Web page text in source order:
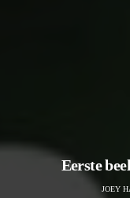
Eerste
JOEY